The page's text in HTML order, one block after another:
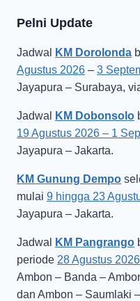
Pelni Update
Jadwal KM Dorolonda
Agustus 2026 – 3
Jayapura – Surabaya,
Jadwal KM Dobonsolo
19 Agustus 2026 – 1
Jayapura – Jakarta.
KM Gunung Dempo
mulai 9 hingga 23
Jayapura – Jakarta.
Jadwal KM Pangrango
periode 28 Agustus 2026
Ambon – Banda –
dan Ambon – Saumlaki